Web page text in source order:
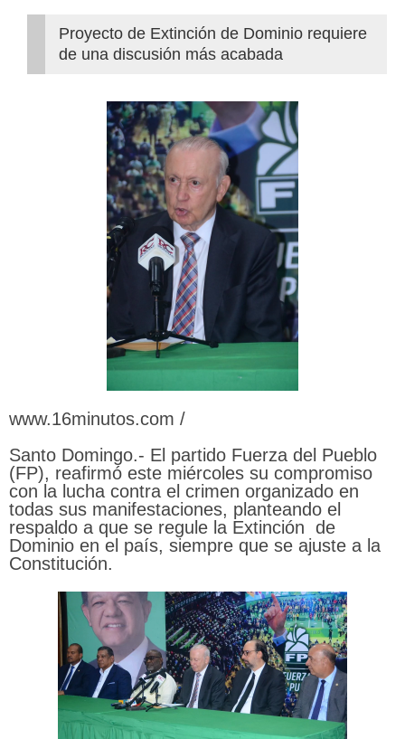
Proyecto de Extinción de Dominio requiere
de una discusión más acabada
www.16minutos.com /
Santo Domingo.- El partido Fuerza del Pueblo
(FP), reafirmó este miércoles su compromiso
con la lucha contra el crimen organizado en
todas sus manifestaciones, planteando el
respaldo a que se regule la Extinción de
Dominio en el país, siempre que se ajuste a la
Constitución.